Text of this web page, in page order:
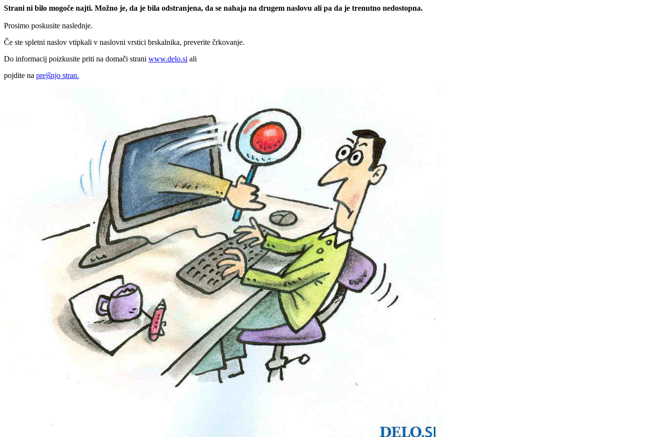
Strani ni bilo mogoče najti. Možno je, da je bila odstranjena, da se nahaja na drugem naslovu ali pa da je trenutno nedostopna.
Prosimo poskusite naslednje.
Če ste spletni naslov vtipkali v naslovni vrstici brskalnika, preverite črkovanje.
Do informacij poizkusite priti na domači strani www.delo.si ali
pojdite na prejšnjo stran.